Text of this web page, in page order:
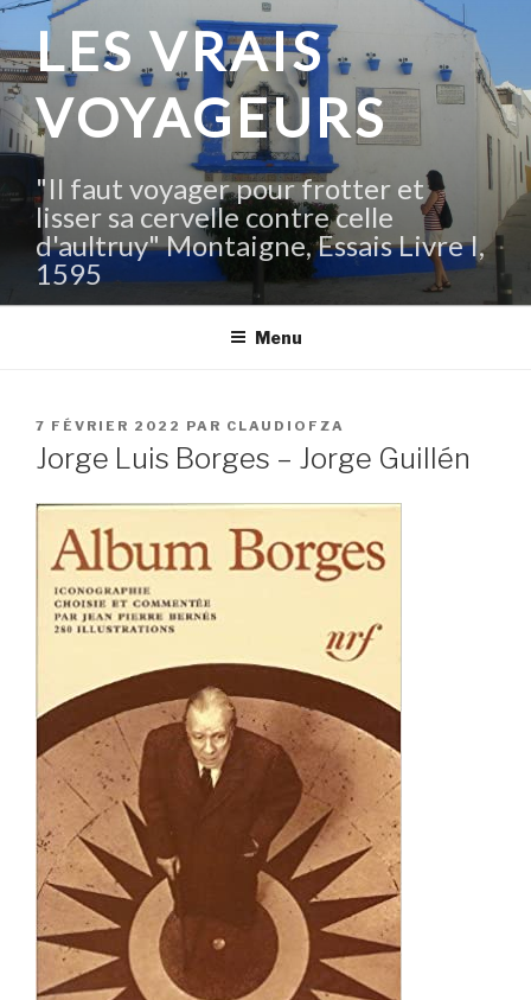
Aller
contenu
principal
LES VRAIS
VOYAGEURS
"Il faut voyager pour frotter et
lisser sa cervelle contre celle
d'aultruy" Montaigne, Essais Livre I,
1595
Menu
PUBLIÉ
LE
7 FÉVRIER 2022 PAR CLAUDIOFZA
Jorge Luis Borges – Jorge Guillén